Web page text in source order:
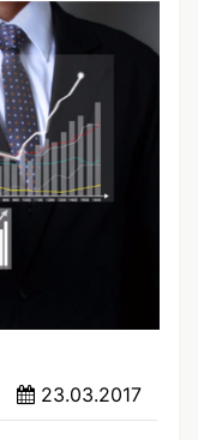
23.03.2017